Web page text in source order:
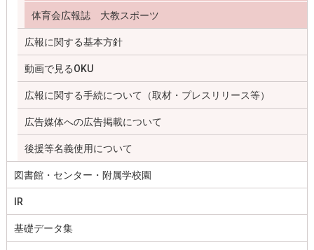
体育会広報誌 大教スポーツ
広報に関する基本方針
動画で見るOKU
広報に関する手続について（取材・プレスリリース等）
広告媒体への広告掲載について
後援等名義使用について
図書館・センター・附属学校園
IR
基礎データ集